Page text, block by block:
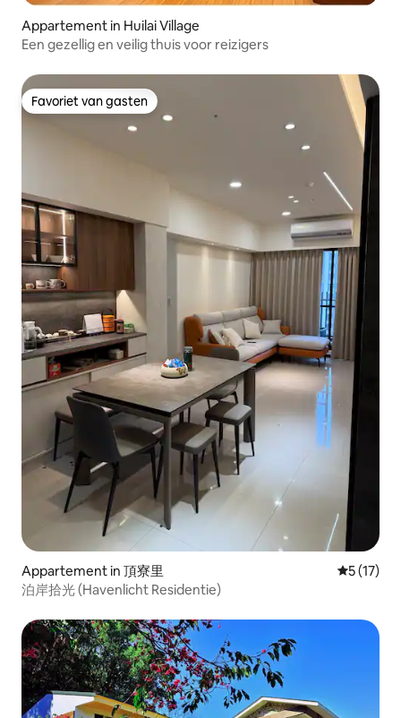
Appartement in Huilai Village
Een gezellig en veilig thuis voor reizigers
Favoriet van gasten
Favoriet van gasten
Appartement in 頂寮里
5 (17)
泊岸拾光 (Havenlicht Residentie)